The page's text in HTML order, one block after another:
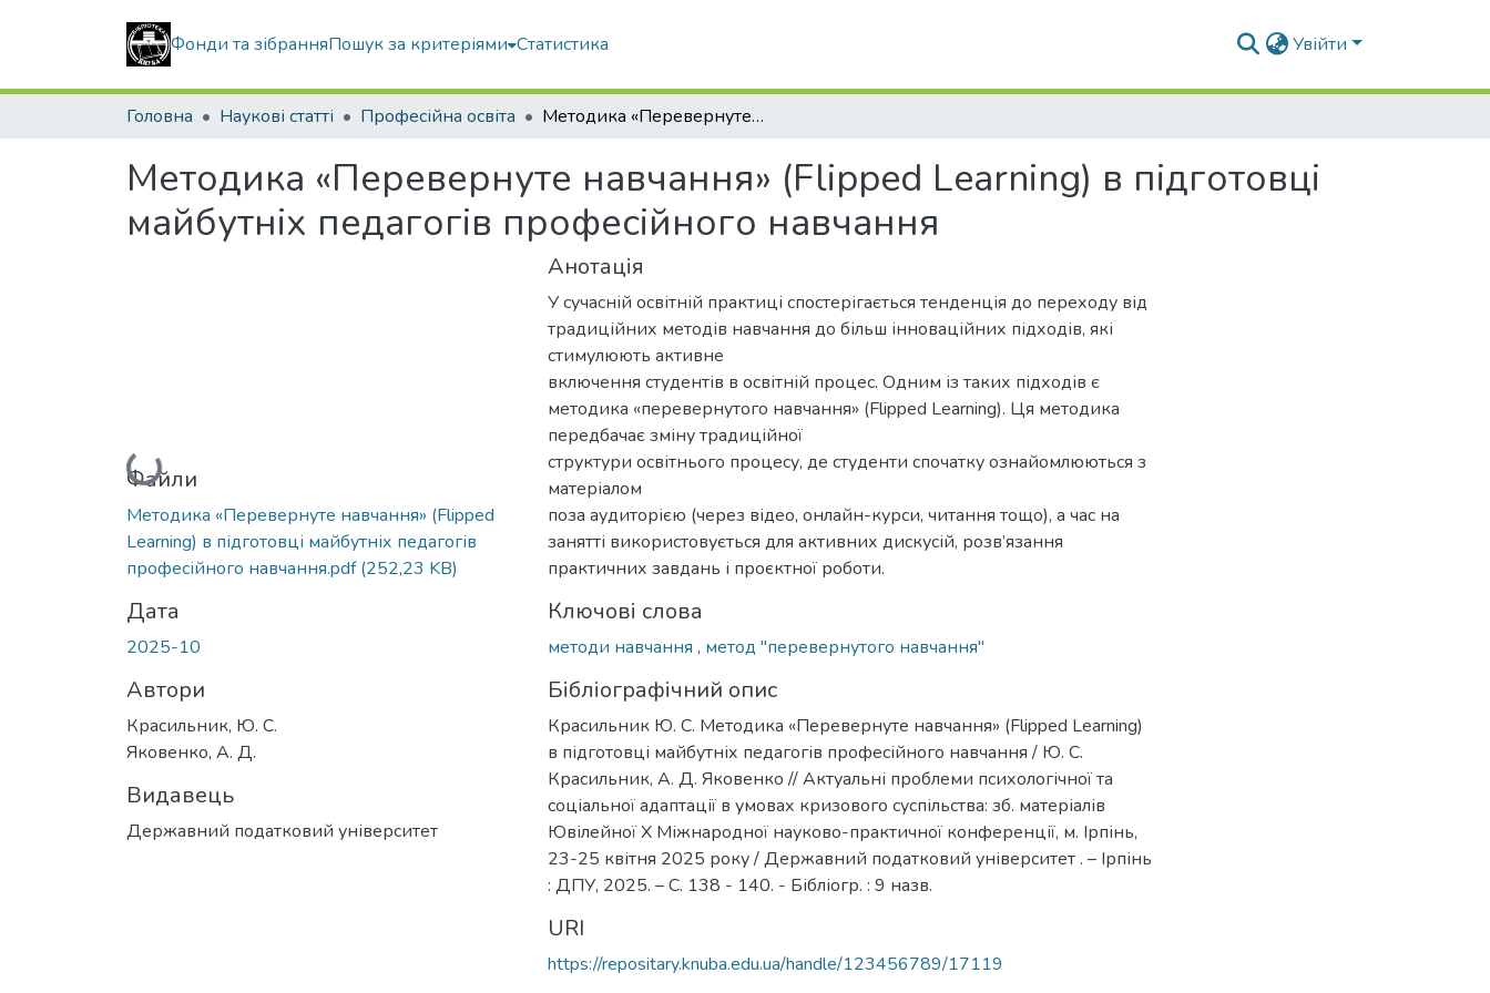
Фонди та зібранняПошук за критеріями Статистика Увійти
Головна Наукові статті Професійна освіта Методика «Перевернуте навчання» (Flipped Learning) в підготовці майбутніх педагогів професійного навчання
Методика «Перевернуте навчання» (Flipped Learning) в підготовці
майбутніх педагогів професійного навчання
Вантажиться...
Файли
Методика «Перевернуте навчання» (Flipped
Learning) в підготовці майбутніх педагогів
професійного навчання.pdf(252,23 KB)
Дата
2025-10
Автори
Красильник, Ю. С.
Яковенко, А. Д.
Видавець
Державний податковий університет
Анотація
У сучасній освітній практиці спостерігається тенденція до переходу від
традиційних методів навчання до більш інноваційних підходів, які
стимулюють активне
включення студентів в освітній процес. Одним із таких підходів є
методика «перевернутого навчання» (Flipped Learning). Ця методика
передбачає зміну традиційної
структури освітнього процесу, де студенти спочатку ознайомлюються з
матеріалом
поза аудиторією (через відео, онлайн-курси, читання тощо), а час на
занятті використовується для активних дискусій, розв’язання
практичних завдань і проєктної роботи.
Ключові слова
методи навчання , метод "перевернутого навчання"
Бібліографічний опис
Красильник Ю. С. Методика «Перевернуте навчання» (Flipped Learning)
в підготовці майбутніх педагогів професійного навчання / Ю. С.
Красильник, А. Д. Яковенко // Актуальні проблеми психологічної та
соціальної адаптації в умовах кризового суспільства: зб. матеріалів
Ювілейної Х Міжнародної науково-практичної конференції, м. Ірпінь,
23-25 квітня 2025 року / Державний податковий університет . – Ірпінь
: ДПУ, 2025. – С. 138 - 140. - Бібліогр. : 9 назв.
URI
https://repositary.knuba.edu.ua/handle/123456789/17119